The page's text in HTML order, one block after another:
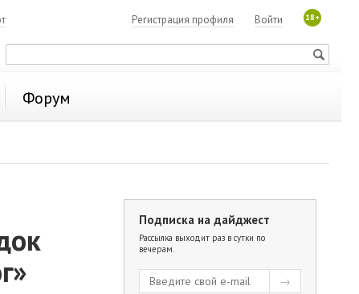
18+
Войти
Регистрация профиля
Форум
Подписка на дайджест
Рассылка выходит раз в сутки по
вечерам.